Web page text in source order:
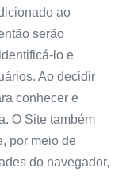
ao
serão
lo e
Ao decidir
conhecer e
O Site também
por meio de
do navegador,